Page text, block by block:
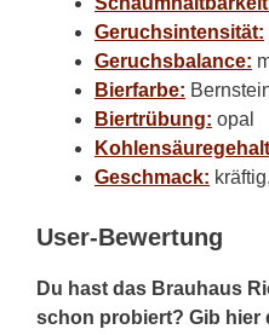
Geruchsintensität:
Geruchsbalance:
Bierfarbe:
Biertrübung: opal
Geschmack:
User-Bewertung
Du hast das Brauhaus
schon probiert? Gib hier